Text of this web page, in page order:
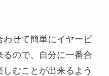
わせて簡単にイヤーピ
ので、自分に一番合
むことが出来るよう